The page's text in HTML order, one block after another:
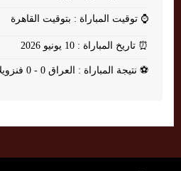
⌚ توقيت المباراة : بتوقيت القاهرة
⏰ تاريخ المباراة : 10 يونيو 2026
⚽ نتيجة المباراة : العراق 0 - 0 فنزويلا